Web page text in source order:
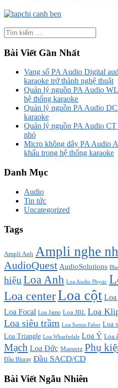
Bài Viết Gần Nhất
Vang số PA Audio Digital
karaoke trở thành nghệ thuật
Quản lý nguồn PA Audio
hệ thống karaoke
Quản lý nguồn PA Audio
karaoke
Quản lý nguồn PA Audio
nhỏ
Micro không dây PA Audio
khấu trong hệ thống karaoke
Danh Mục
Audio
Tin tức
Uncategorized
Tags
Ampli Anh Ampli nghe
AudioQuest AudioSolutions
hiệu Loa Anh Loa Audio Physic
Loa centerLoa cột
Loa Focal Loa Jamo Loa JBL Loa
Loa siêu trầm Loa Sonus Faber Loa
Loa Triangle Loa Wharfedale Loa Ý Loa
Mạch Loa Đức Marantz Phụ
Đầu Bluray Đầu SACD/CD
Bài Viết Ngẫu Nhiên